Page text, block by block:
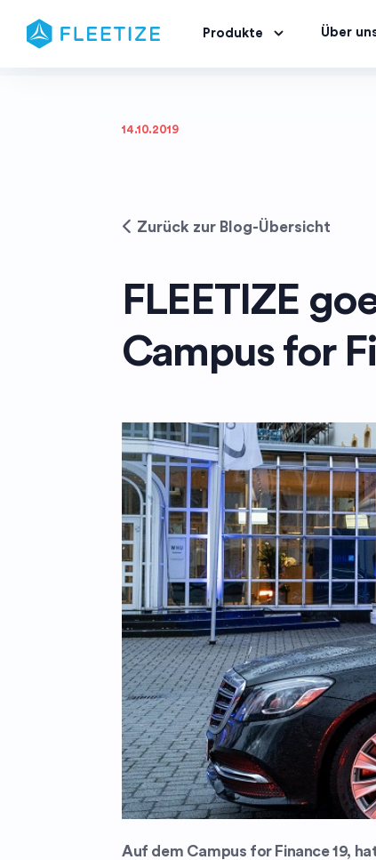
Produkte Über
14.10.2019
Zurück zur Blog-Übersicht
FLEETIZE
Campus for
Auf dem Campus for Finance 19,